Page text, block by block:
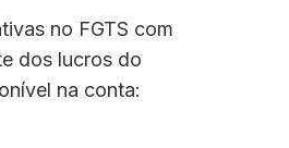
no FGTS com
dos lucros do
na conta: